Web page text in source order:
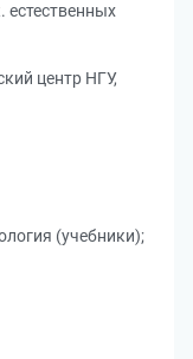
естественных
центр НГУ,
(учебники);